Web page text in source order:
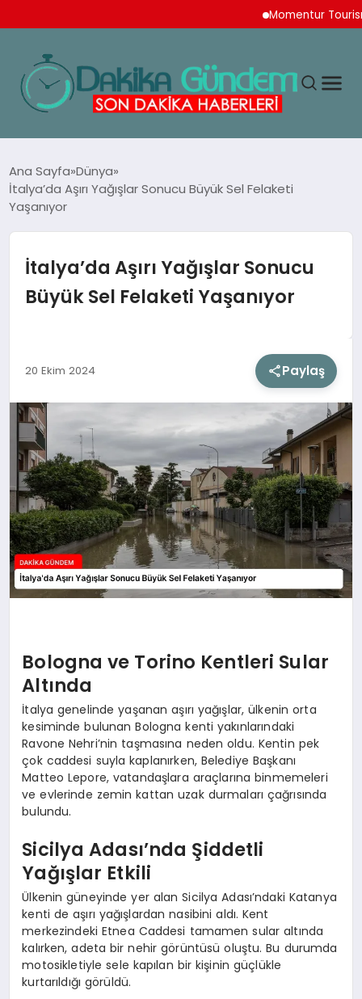
Momentur Tourism
TEKNOLOJI
SPOR
YAŞAM
SIYASET
SAĞLIK
DÜNYA
EĞITIM
Ana Sayfa Dünya
İtalya’da Aşırı Yağışlar Sonucu Büyük Sel Felaketi
Yaşanıyor
İtalya’da Aşırı Yağışlar Sonucu
Büyük Sel Felaketi Yaşanıyor
20 Ekim 2024 Paylaş
Bologna ve Torino Kentleri Sular
Altında
İtalya genelinde yaşanan aşırı yağışlar, ülkenin orta
kesiminde bulunan Bologna kenti yakınlarındaki
Ravone Nehri’nin taşmasına neden oldu. Kentin pek
çok caddesi suyla kaplanırken, Belediye Başkanı
Matteo Lepore, vatandaşlara araçlarına binmemeleri
ve evlerinde zemin kattan uzak durmaları çağrısında
bulundu.
Sicilya Adası’nda Şiddetli
Yağışlar Etkili
Ülkenin güneyinde yer alan Sicilya Adası’ndaki Katanya
kenti de aşırı yağışlardan nasibini aldı. Kent
merkezindeki Etnea Caddesi tamamen sular altında
kalırken, adeta bir nehir görüntüsü oluştu. Bu durumda
motosikletiyle sele kapılan bir kişinin güçlükle
kurtarıldığı görüldü.